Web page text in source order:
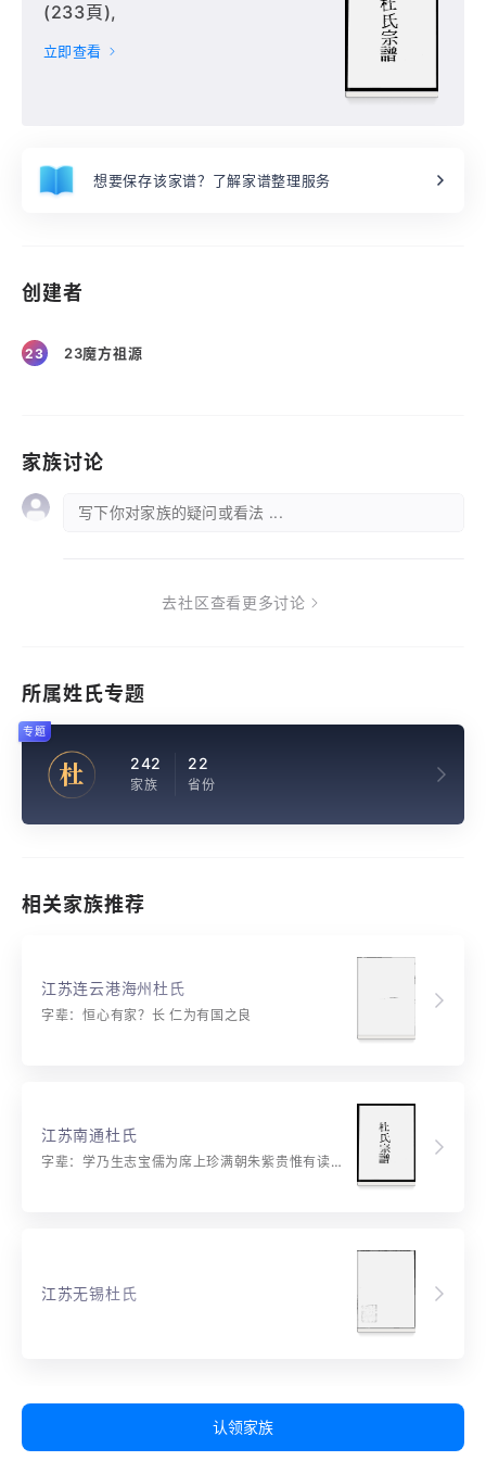
(233頁),
立即查看
想要保存该家谱？了解家谱整理服务
创建者
23 23魔方祖源
家族讨论
写下你对家族的疑问或看法 ...
去社区查看更多讨论
所属姓氏专题
杜 242
家族
22
省份
专题
相关家族推荐
江苏连云港海州杜氏
字辈：恒心有家？长 仁为有国之良
江苏南通杜氏
字辈：学乃生志宝儒为席上珍满朝朱紫贵惟有读书高
江苏无锡杜氏
认领家族